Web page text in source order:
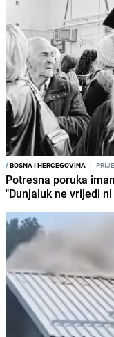
/BOSNA I HERCEGOVINA I
Potresna poruka
"Dunjaluk ne vrijedi